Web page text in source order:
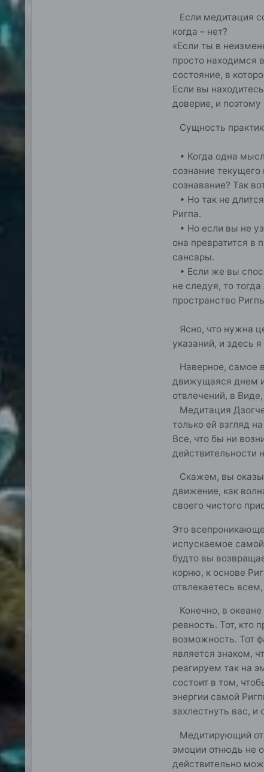
Если медитация
когда – нет?
«Если ты в
просто находимся
состояние, в
Если вы
доверие, и поэтому
Сущность
• Когда одна
сознание
сознавание? Так
• Но так не
Ригпа.
• Но если вы не
она превратится
сансары.
• Если же вы
не следуя, то
пространство
Ясно, что нужна
указаний, и здесь
Наверное, самое
движущаяся днем и
отвлечений, в
Медитация
только ей взгляд на
Все, что бы ни
действительности
Скажем, вы
движение, как
своего чистого
Это
испускаемое
будто вы
корню, к основе
отвлекаетесь
Конечно, в
ревность. Тот, кто
возможность. Тот
является знаком,
реагируем так на
состоит в том,
энергии самой
захлестнуть вас,
Медитирующий
эмоции отнюдь не
действительно